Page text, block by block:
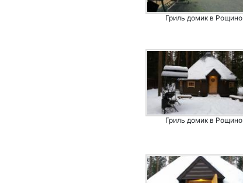
Гриль домик в Рощино
Гриль домик в Рощино